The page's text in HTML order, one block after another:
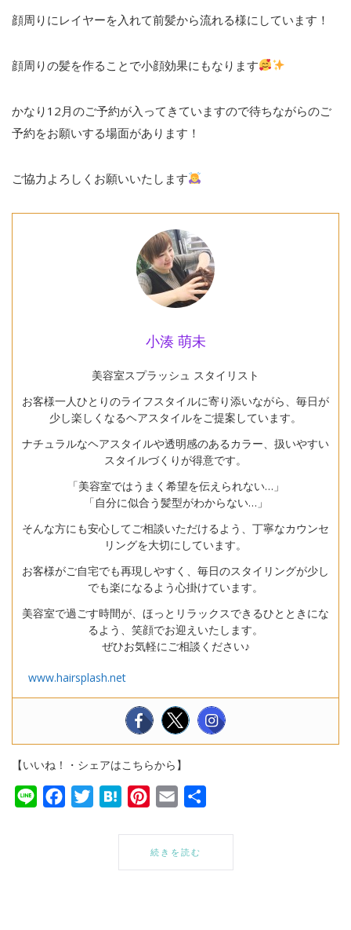
顔周りにレイヤーを入れて前髪から流れる様にしています！
顔周りの髪を作ることで小顔効果にもなります
かなり 12 月のご予約が入ってきていますので待ちながらのご
予約をお願いする場面があります！
ご協力よろしくお願いいたします
小湊 萌未
美容室スプラッシュ スタイリスト
お客様一人ひとりのライフスタイルに寄り添いながら、毎日が
少し楽しくなるヘアスタイルをご提案しています。
ナチュラルなヘアスタイルや透明感のあるカラー、扱いやすい
スタイルづくりが得意です。
「美容室ではうまく希望を伝えられない…」
「自分に似合う髪型がわからない…」
そんな方にも安心してご相談いただけるよう、丁寧なカウンセ
リングを大切にしています。
お客様がご自宅でも再現しやすく、毎日のスタイリングが少し
でも楽になるよう心掛けています。
美容室で過ごす時間が、ほっとリラックスできるひとときにな
るよう、笑顔でお迎えいたします。
ぜひお気軽にご相談ください♪
www.hairsplash.net
【いいね！・シェアはこちらから】
Line FacebookTwitterHatenaPinterest
Email
続きを読む